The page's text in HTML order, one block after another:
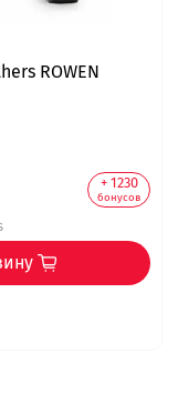
ROWEN
+ 1230
бонусов